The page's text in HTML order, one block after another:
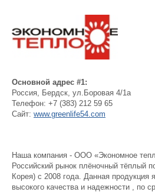
Основной адрес #1:
Россия Бердск ул.Боровая 4/1а
Телефон: +7 (383) 212 59 65
Сайт: www.greenlife54.com
Наша компания - ООО «Экономное
Российский рынок плёночный тёплый
Корея) с 2008 года. Данная продукция
высокого качества и надежности , по